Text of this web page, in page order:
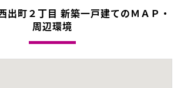
出町２丁目 新築一戸建てのＭＡＰ・
周辺環境